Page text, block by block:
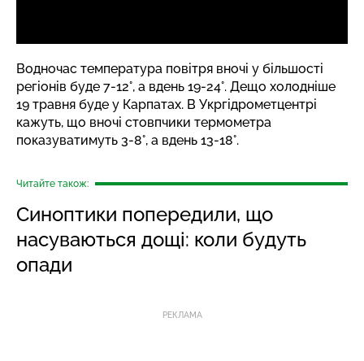
Водночас температура повітря вночі у більшості
регіонів буде 7-12°, а вдень 19-24°. Дещо холодніше
19 травня буде у Карпатах. В Укргідрометцентрі
кажуть, що вночі стовпчики термометра
показуватимуть 3-8°, а вдень 13-18°.
Читайте також:
Синоптики попередили, що
насуваються дощі: коли будуть
опади
РЕКЛАМА